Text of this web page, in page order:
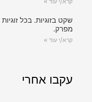
שקט בזוגיות. בכל
מפרק.
קרא/י עוד »
עקבו אחרי